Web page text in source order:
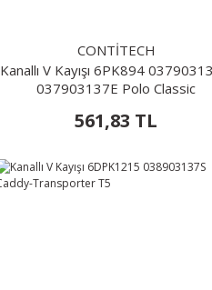
CONTİTECH
Kanallı V Kayışı 6PK894
037903137E Polo Classic
561,83 TL